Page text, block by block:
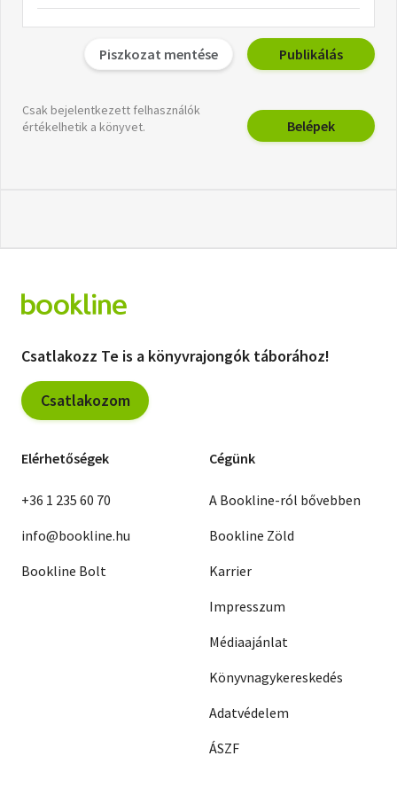
Piszkozat mentése Publikálás
Csak bejelentkezett felhasználók
értékelhetik a könyvet.
Belépek
Csatlakozz Te is a könyvrajongók táborához!
Csatlakozom
Elérhetőségek
+36 1 235 60 70
info@bookline.hu
Bookline Bolt
Cégünk
A Bookline-ról bővebben
Bookline Zöld
Karrier
Impresszum
Médiaajánlat
Könyvnagykereskedés
Adatvédelem
ÁSZF